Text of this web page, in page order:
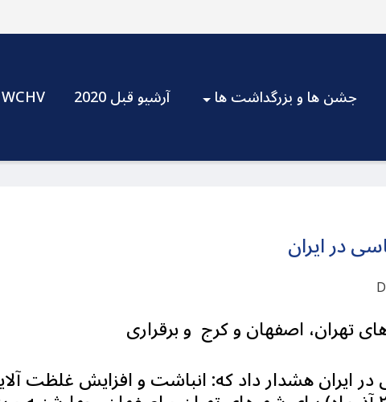
WCHV آرشیو قبل 2020 جشن ها و بزرگداشت ها
در ایران
تهران، اصفهان و کرج و برقراری
ایران هشدار داد که: انباشت و افزایش غلظت